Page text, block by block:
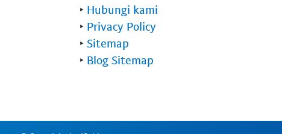
‣ Hubungi kami
‣ Privacy Policy
‣ Sitemap
‣ Blog Sitemap